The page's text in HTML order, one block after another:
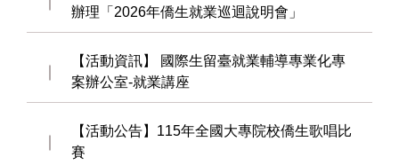
辦理「2026年僑生就業巡迴說明會」
【活動資訊】 國際生留臺就業輔導專業化專
案辦公室-就業講座
【活動公告】115年全國大專院校僑生歌唱比
賽